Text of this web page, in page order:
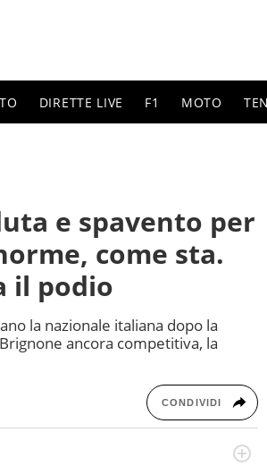
DIRETTE LIVE F1 MOTO
e spavento per
come sta.
il podio
la nazionale italiana dopo la
ancora competitiva, la
CONDIVIDI